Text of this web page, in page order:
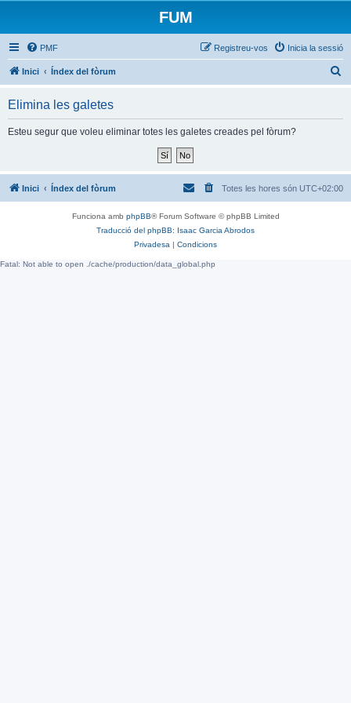
FUM
PMF Inicia la sessió
Registreu-vos
Inici Índex del fòrum
Elimina les galetes
Esteu segur que voleu eliminar totes les galetes creades pel fòrum?
Inici Índex del fòrum Totes les hores són UTC+02:00
Funciona amb phpBB® Forum Software © phpBB Limited
Traducció del phpBB: Isaac Garcia Abrodos
Privadesa | Condicions
Fatal: Not able to open ./cache/production/data_global.php